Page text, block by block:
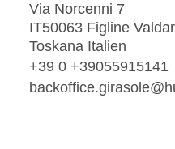
Via Norcenni 7
IT50063 Figline
Toskana Italien
+39 0 +39055915141